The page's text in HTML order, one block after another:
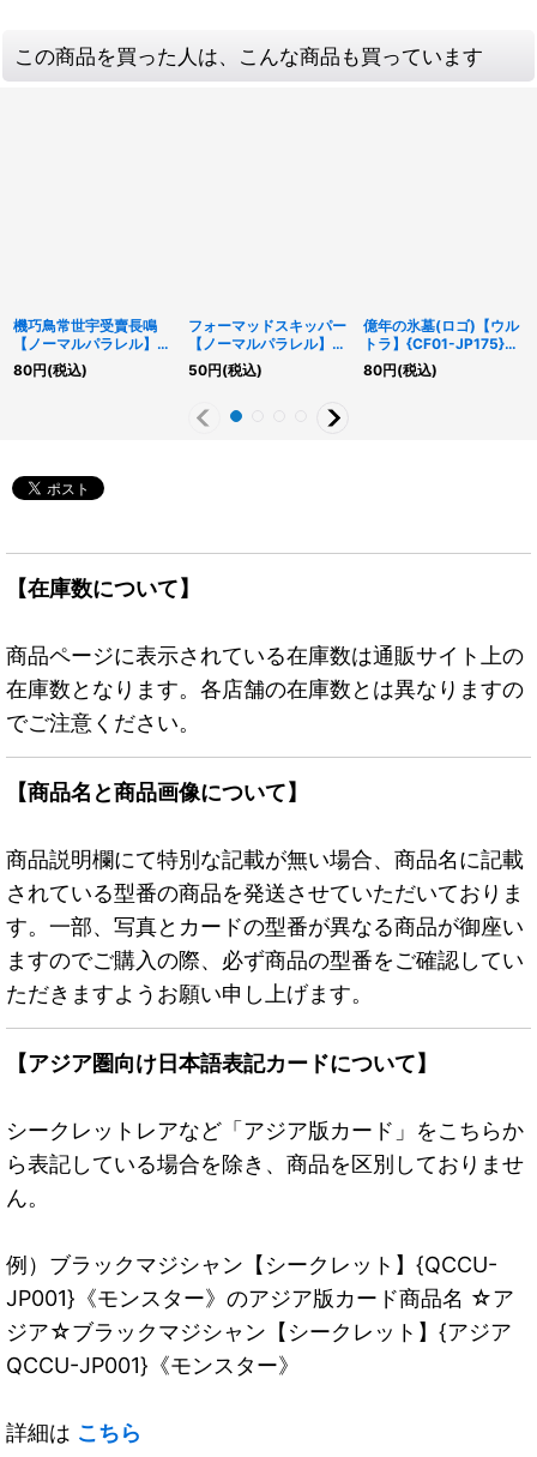
この商品を買った人は、こんな商品も買っています
機巧鳥常世宇受賣長鳴
【ノーマルパラレル】
{DBAD-JP037}《モン
スター》
80円(税込)
フォーマッドスキッパー
【ノーマルパラレル】
{25DB-JP023}《モン
スター》
50円(税込)
億年の氷墓(ロゴ)【ウル
トラ】{CF01-JP175}
《魔法》
80円(税込)
【在庫数について】
商品ページに表示されている在庫数は通販サイト上の
在庫数となります。各店舗の在庫数とは異なりますの
でご注意ください。
【商品名と商品画像について】
商品説明欄にて特別な記載が無い場合、商品名に記載
されている型番の商品を発送させていただいておりま
す。一部、写真とカードの型番が異なる商品が御座い
ますのでご購入の際、必ず商品の型番をご確認してい
ただきますようお願い申し上げます。
【アジア圏向け日本語表記カードについて】
シークレットレアなど「アジア版カード」をこちらか
ら表記している場合を除き、商品を区別しておりませ
ん。
例）ブラックマジシャン【シークレット】{QCCU-
JP001}《モンスター》のアジア版カード商品名 ☆ア
ジア☆ブラックマジシャン【シークレット】{アジア
QCCU-JP001}《モンスター》
詳細は こちら